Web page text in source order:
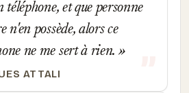
téléphone, et que personne
n'en possède, alors ce
ne me sert à rien.
ATTALI